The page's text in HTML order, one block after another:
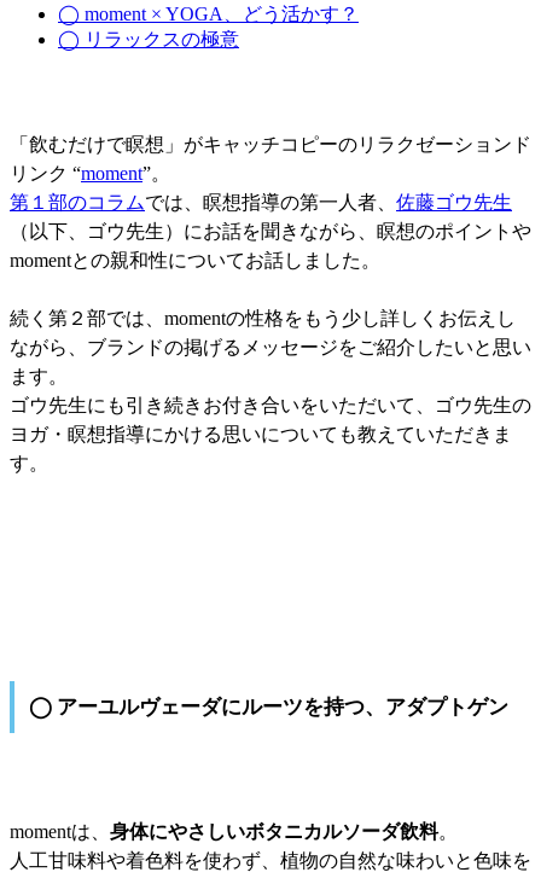
◯ moment × YOGA、どう活かす？
◯ リラックスの極意
「飲むだけで瞑想」がキャッチコピーのリラクゼーションド
リンク “moment”。
第１部のコラムでは、瞑想指導の第一人者、 佐藤ゴウ先生
（以下、ゴウ先生）にお話を聞きながら、瞑想のポイントや
momentとの親和性についてお話しました。
続く第２部では、momentの性格をもう少し詳しくお伝えし
ながら、ブランドの掲げるメッセージをご紹介したいと思い
ます。
ゴウ先生にも引き続きお付き合いをいただいて、ゴウ先生の
ヨガ・瞑想指導にかける思いについても教えていただきま
す。
◯ アーユルヴェーダにルーツを持つ、アダプトゲン
momentは、 身体にやさしいボタニカルソーダ飲料。
人工甘味料や着色料を使わず、植物の自然な味わいと色味を